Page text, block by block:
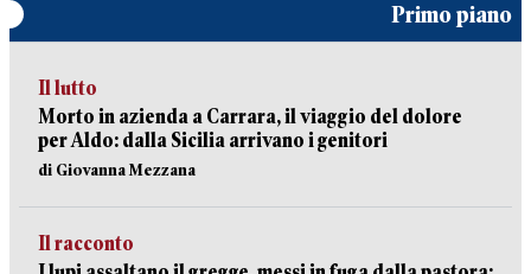
Primo piano
Il lutto
Morto in azienda a Carrara, il viaggio del dolore
per Aldo: dalla Sicilia arrivano i genitori
di Giovanna Mezzana
Il racconto